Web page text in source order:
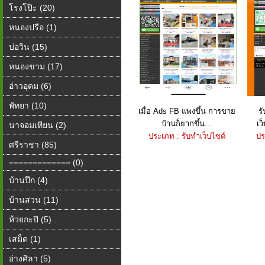
โรงโป๊ะ (20)
หนองปรือ (1)
บ่อวิน (15)
หนองขาม (17)
อ่าวอุดม (6)
พัทยา (10)
นาจอมเทียน (2)
ศรีราชา (85)
============= (0)
บ้านปึก (4)
บ้านสวน (11)
ห้วยกะปิ (5)
เสม็ด (1)
อ่างศิลา (5)
เมื่อ Ads FB แพงขึ้น การขาย
บ้านก็ยากขึ้น...
ประเภท : รับทำเว็บไซต์
รั
เ
ป